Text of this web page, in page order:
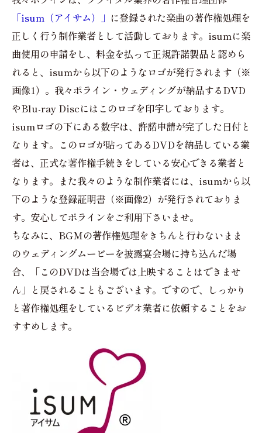
「isum（アイサム）」 に登録された楽曲の著作権処理を
正しく行う制作業者として活動しております。isumに楽
曲使用の申請をし、料金を払って正規許諾製品と認めら
れると、isumから以下のようなロゴが発行されます（※
画像1）。我々ポライン・ウェディングが納品するDVD
やBlu-ray Discにはこのロゴを印字しております。
isumロゴの下にある数字は、許諾申請が完了した日付と
なります。このロゴが貼ってあるDVDを納品している業
者は、正式な著作権手続きをしている安心できる業者と
なります。また我々のような制作業者には、isumから以
下のような登録証明書（※画像2）が発行されておりま
す。安心してポラインをご利用下さいませ。
ちなみに、BGMの著作権処理をきちんと行わないまま
のウェディングムービーを披露宴会場に持ち込んだ場
合、「このDVDは当会場では上映することはできませ
ん」と戻されることもございます。ですので、しっかり
と著作権処理をしているビデオ業者に依頼することをお
すすめします。